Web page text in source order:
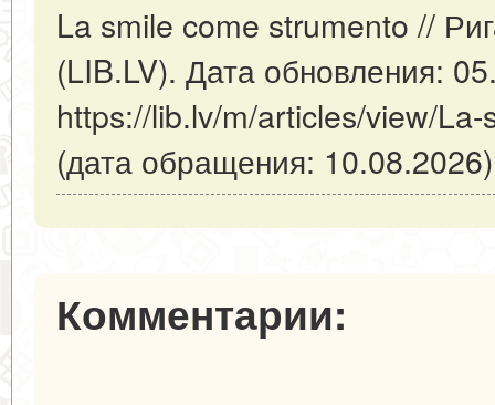
La smile come strumento //
(LIB.LV). Дата обновления:
https://lib.lv/m/articles/view/
(дата обращения:
Комментарии: